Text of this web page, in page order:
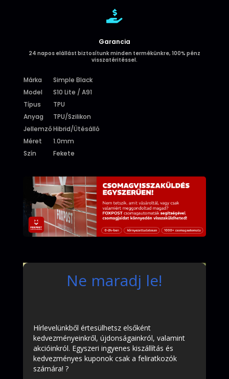

Garancia
24 napos elállást biztosítunk minden termékünkre, 100% pénz
visszatéritéssel.
Márka
Simple Black
Model
S10 Lite / A91
Típus
TPU
Anyag
TPU/Szilikon
JellemzőHibrid/Ütésálló
Méret
1.0mm
Szín
Fekete
Ne maradj le!
Hírlevelünkből értesülhetsz elsőként
kedvezményeinkről, újdonságainkról, valamint
akcióinkról. Egyszeri ingyenes kiszállítás és
kedvezményes kuponok csak a feliratkozók
számára! ?